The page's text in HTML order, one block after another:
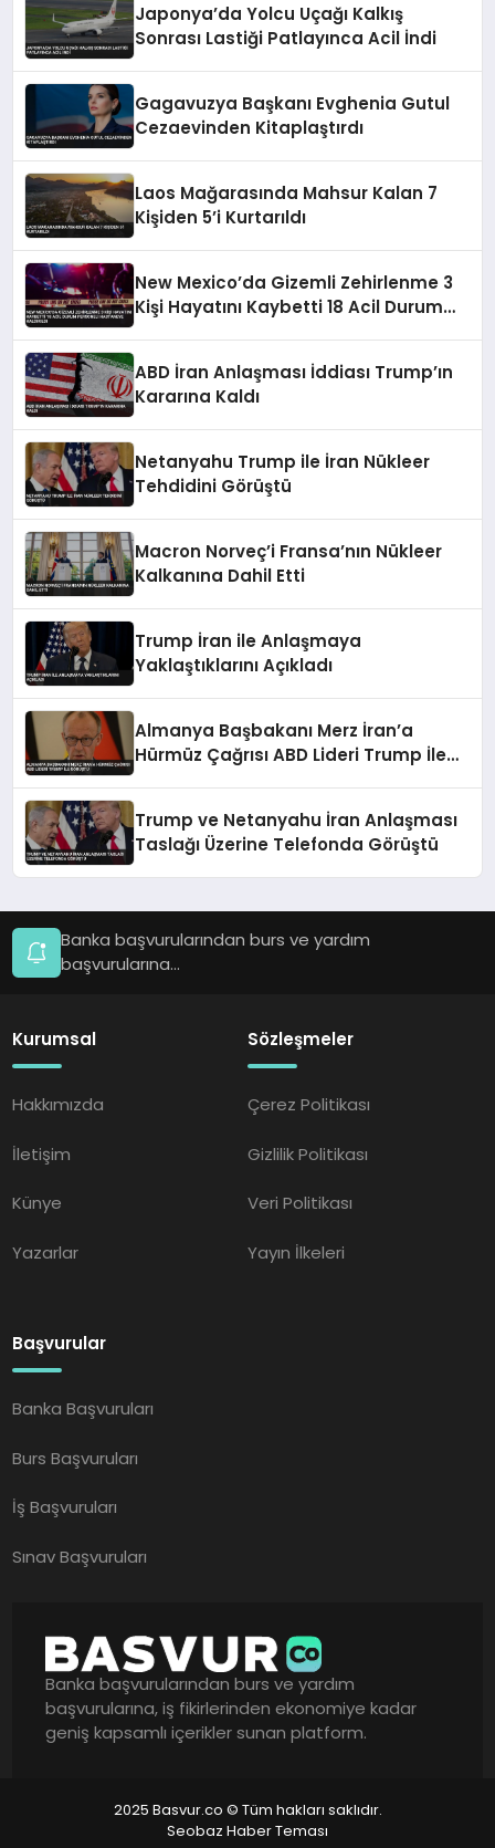
Japonya’da Yolcu Uçağı Kalkış
Sonrası Lastiği Patlayınca Acil İndi
Gagavuzya Başkanı Evghenia Gutul
Cezaevinden Kitaplaştırdı
Laos Mağarasında Mahsur Kalan 7
Kişiden 5’i Kurtarıldı
New Mexico’da Gizemli Zehirlenme 3
Kişi Hayatını Kaybetti 18 Acil Durum
ABD İran Anlaşması İddiası Trump’ın
Kararına Kaldı
Netanyahu Trump ile İran Nükleer
Tehdidini Görüştü
Macron Norveç’i Fransa’nın Nükleer
Kalkanına Dahil Etti
Trump İran ile Anlaşmaya
Yaklaştıklarını Açıkladı
Almanya Başbakanı Merz İran’a
Hürmüz Çağrısı ABD Lideri Trump İle
Trump ve Netanyahu İran Anlaşması
Taslağı Üzerine Telefonda Görüştü
Banka başvurularından burs ve yardım
başvurularına...
Kurumsal
Hakkımızda
İletişim
Künye
Yazarlar
Sözleşmeler
Çerez Politikası
Gizlilik Politikası
Veri Politikası
Yayın İlkeleri
Başvurular
Banka Başvuruları
Burs Başvuruları
İş Başvuruları
Sınav Başvuruları
Banka başvurularından burs ve yardım
başvurularına, iş fikirlerinden ekonomiye kadar
geniş kapsamlı içerikler sunan platform.
2025 Basvur.co © Tüm hakları saklıdır.
Seobaz Haber Teması